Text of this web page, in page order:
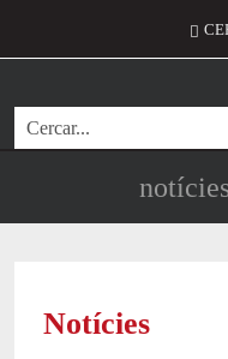
Cerca
Notícies